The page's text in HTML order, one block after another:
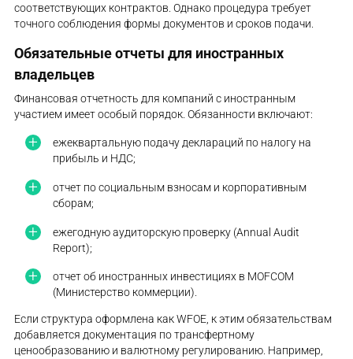
соответствующих контрактов. Однако процедура требует
точного соблюдения формы документов и сроков подачи.
Обязательные отчеты для иностранных
владельцев
Финансовая отчетность для компаний с иностранным
участием имеет особый порядок. Обязанности включают:
ежеквартальную подачу деклараций по налогу на
прибыль и НДС;
отчет по социальным взносам и корпоративным
сборам;
ежегодную аудиторскую проверку (Annual Audit
Report);
отчет об иностранных инвестициях в MOFCOM
(Министерство коммерции).
Если структура оформлена как WFOE, к этим обязательствам
добавляется документация по трансфертному
ценообразованию и валютному регулированию. Например,